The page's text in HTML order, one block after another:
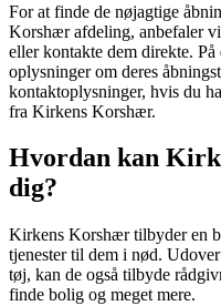
For at finde de nøjagtige
Korshær afdeling, anbefaler
eller kontakte dem direkte.
oplysninger om deres
kontaktoplysninger, hvis du
fra Kirkens Korshær.
Hvordan kan
dig?
Kirkens Korshær tilbyder en
tjenester til dem i nød.
tøj, kan de også tilbyde
finde bolig og meget mere.